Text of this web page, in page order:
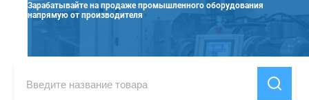
Зарабатывайте на продаже промышленного оборудования
напрямую от производителя